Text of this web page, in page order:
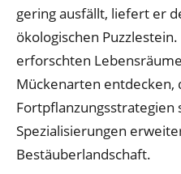
gering ausfällt, liefert er
ökologischen
erforschten
Mückenarten entdecken,
Fortpflanzungsstrategien
Spezialisierungen
Bestäuberlandschaft.